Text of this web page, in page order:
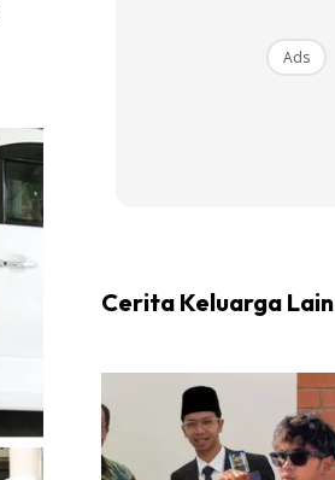
Ads
Cerita Keluarga Lain